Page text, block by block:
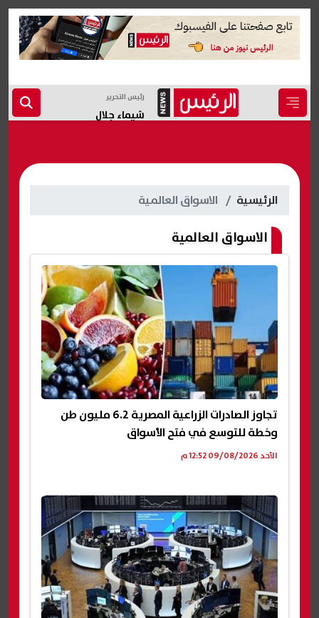
رئيس التحرير
شيماء جلال
الرئيسية الاسواق العالمية
الاسواق العالمية
تجاوز الصادرات الزراعية المصرية 6.2 مليون طن
وخطة للتوسع في فتح الأسواق
الأحد 09/08/2026 12:52 م